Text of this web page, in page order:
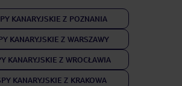
KANARYJSKIE Z POZNANIA
KANARYJSKIE Z WARSZAWY
KANARYJSKIE Z WROCŁAWIA
KANARYJSKIE Z KRAKOWA